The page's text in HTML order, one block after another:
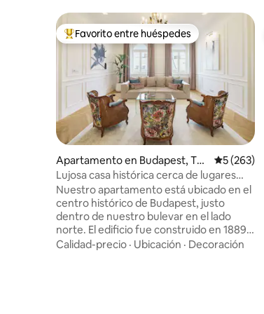
Favorito entre huéspedes preferido
Favorito entre huéspedes
Apartamento en Budapest, Ter
ézváros
5 (263)
Lujosa casa histórica cerca de lugares
emblemáticos del centro
Nuestro apartamento está ubicado en el
centro histórico de Budapest, justo
dentro de nuestro bulevar en el lado
norte. El edificio fue construido en 1889 y
ahora está en buenas condiciones. El
Calidad-precio · Ubicación · Decoración